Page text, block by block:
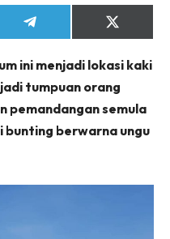
Share
on
Share
on
(Twitter)
ini menjadi lokasi kaki
tumpuan orang
pemandangan semula
bunting berwarna ungu